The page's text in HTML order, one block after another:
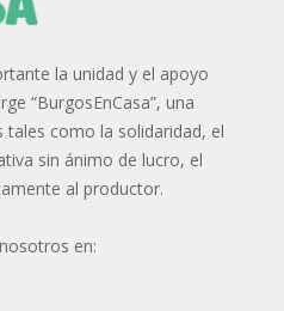
la unidad y el apoyo
“BurgosEnCasa”, una
tales como la solidaridad, el
sin ánimo de lucro, el
al productor.
en: